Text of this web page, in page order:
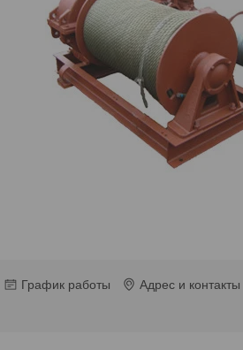
График работы Адрес и контакты